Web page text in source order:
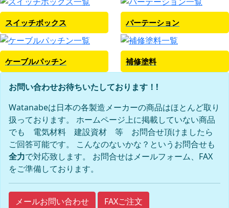
スイッチボックス パーテーション
ケーブルパッチン 補修塗料
お問い合わせお待ちいたしております！!
Watanabeは日本の各製造メーカーの商品はほとんど取り
扱っております。 ホームページ上に掲載していない商品
でも 電気材料 建設資材 等 お問合せ頂けましたら
ご回答可能です。 こんなのないかな？というお問合せも
全力で対応致します。 お問合せはメールフォーム、FAX
をご準備しております。
メールお問い合わせ
FAXご注文